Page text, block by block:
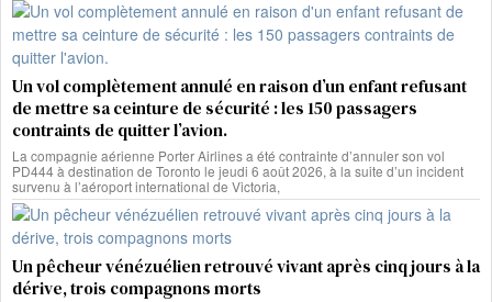
Un vol complètement annulé en raison d’un enfant refusant
de mettre sa ceinture de sécurité : les 150 passagers
contraints de quitter l’avion.
La compagnie aérienne Porter Airlines a été contrainte d’annuler son vol
PD444 à destination de Toronto le jeudi 6 août 2026, à la suite d’un incident
survenu à l’aéroport international de Victoria,
Un pêcheur vénézuélien retrouvé vivant après cinq jours à la
dérive, trois compagnons morts